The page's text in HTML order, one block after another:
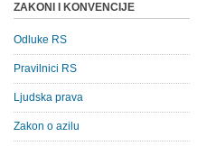
ZAKONI I KONVENCIJE
Odluke RS
Pravilnici RS
Ljudska prava
Zakon o azilu